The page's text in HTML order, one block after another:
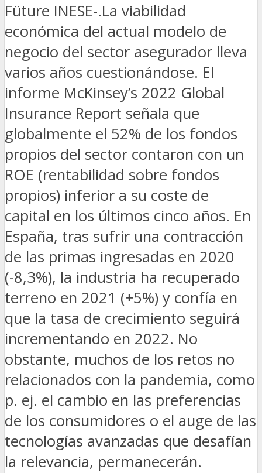
Füture INESE-.La viabilidad
económica del actual modelo de
negocio del sector asegurador lleva
varios años cuestionándose. El
informe McKinsey’s 2022 Global
Insurance Report señala que
globalmente el 52% de los fondos
propios del sector contaron con un
ROE (rentabilidad sobre fondos
propios) inferior a su coste de
capital en los últimos cinco años. En
España, tras sufrir una contracción
de las primas ingresadas en 2020
(-8,3%), la industria ha recuperado
terreno en 2021 (+5%) y confía en
que la tasa de crecimiento seguirá
incrementando en 2022. No
obstante, muchos de los retos no
relacionados con la pandemia, como
p. ej. el cambio en las preferencias
de los consumidores o el auge de las
tecnologías avanzadas que desafían
la relevancia, permanecerán.